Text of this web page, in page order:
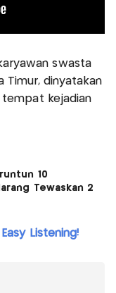
swasta
Timur, dinyatakan
tempat kejadian
10
Tewaskan 2
Listening!